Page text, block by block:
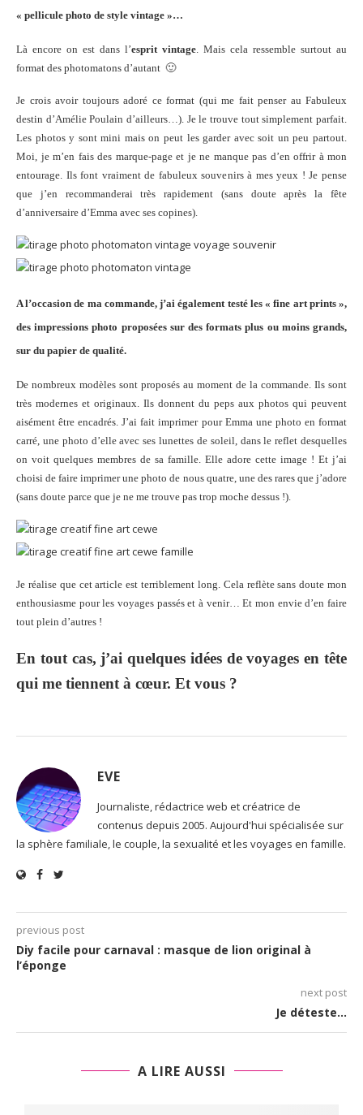
« pellicule photo de style vintage »…
Là encore on est dans l’esprit vintage. Mais cela ressemble surtout au
format des photomatons d’autant 🙂
Je crois avoir toujours adoré ce format (qui me fait penser au Fabuleux
destin d’Amélie Poulain d’ailleurs…). Je le trouve tout simplement parfait.
Les photos y sont mini mais on peut les garder avec soit un peu partout.
Moi, je m’en fais des marque-page et je ne manque pas d’en offrir à mon
entourage. Ils font vraiment de fabuleux souvenirs à mes yeux ! Je pense
que j’en recommanderai très rapidement (sans doute après la fête
d’anniversaire d’Emma avec ses copines).
A l’occasion de ma commande, j’ai également testé les « fine art prints »,
des impressions photo proposées sur des formats plus ou moins grands,
sur du papier de qualité.
De nombreux modèles sont proposés au moment de la commande. Ils sont
très modernes et originaux. Ils donnent du peps aux photos qui peuvent
aisément être encadrés. J’ai fait imprimer pour Emma une photo en format
carré, une photo d’elle avec ses lunettes de soleil, dans le reflet desquelles
on voit quelques membres de sa famille. Elle adore cette image ! Et j’ai
choisi de faire imprimer une photo de nous quatre, une des rares que j’adore
(sans doute parce que je ne me trouve pas trop moche dessus !).
Je réalise que cet article est terriblement long. Cela reflète sans doute mon
enthousiasme pour les voyages passés et à venir… Et mon envie d’en faire
tout plein d’autres !
En tout cas, j’ai quelques idées de voyages en tête
qui me tiennent à cœur. Et vous ?
EVE
Journaliste, rédactrice web et créatrice de
contenus depuis 2005. Aujourd'hui spécialisée sur
la sphère familiale, le couple, la sexualité et les voyages en famille.
previous post
Diy facile pour carnaval : masque de lion original à
l’éponge
next post
Je déteste…
A LIRE AUSSI